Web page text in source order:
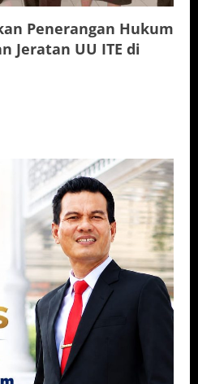
Penerangan Hukum
Jeratan UU ITE di